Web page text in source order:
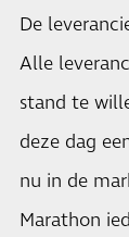
​De
Alle
stand te
deze dag
nu in de
Marathon